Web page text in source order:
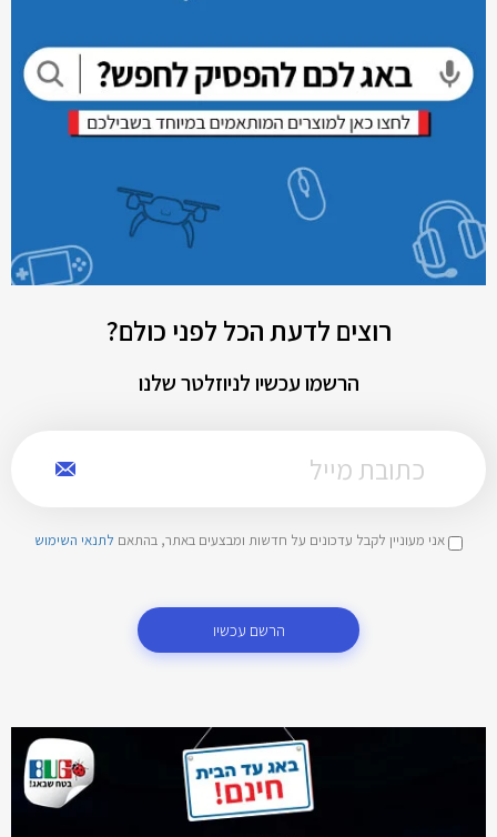
רוצים לדעת הכל לפני כולם?
הרשמו עכשיו לניוזלטר שלנו
אני מעוניין לקבל עדכונים על חדשות ומבצעים באתר, בהתאם לתנאי השימוש
הרשם עכשיו